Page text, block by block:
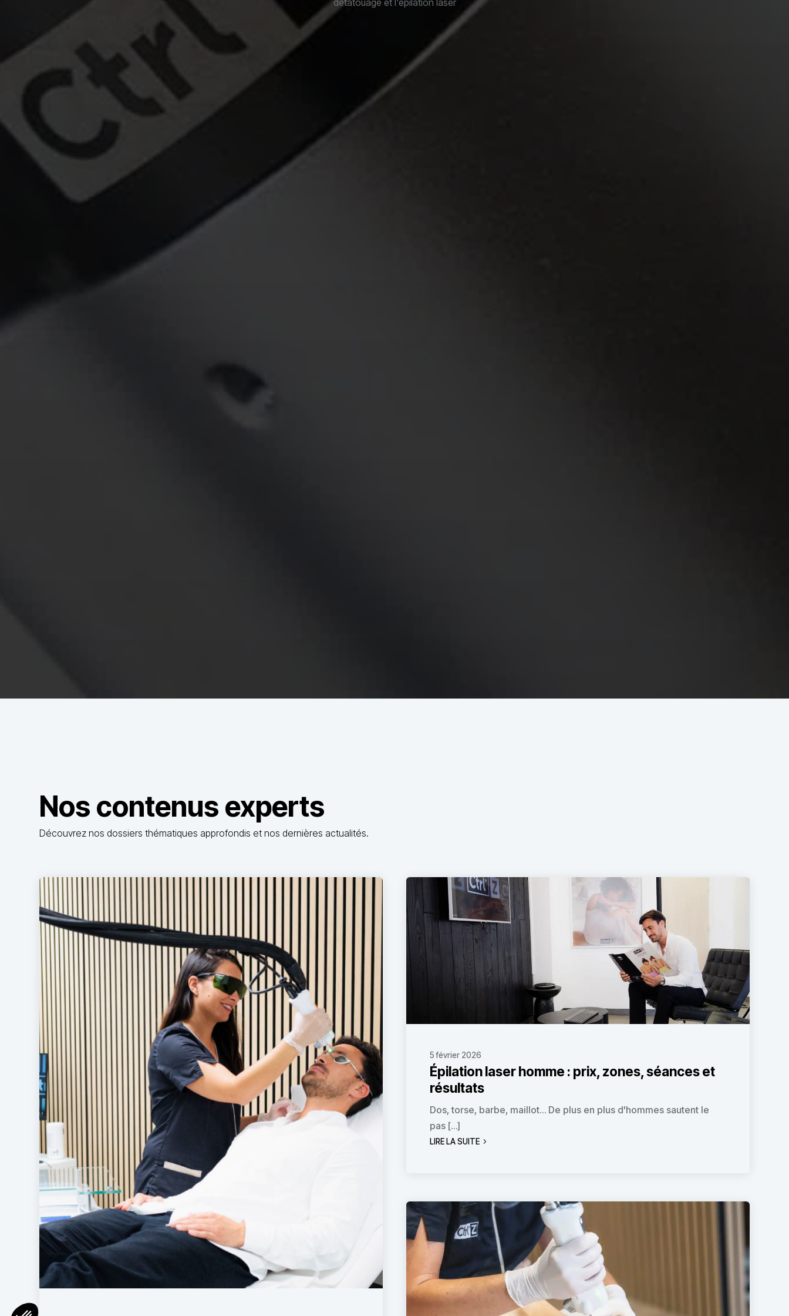
détatouage et l'épilation laser
Nos contenus experts
Découvrez nos dossiers thématiques approfondis et nos dernières actualités.
5 février 2026
Épilation laser homme : prix, zones, séances et
résultats
Dos, torse, barbe, maillot… De plus en plus d'hommes sautent le
pas […]
LIRE LA SUITE 5